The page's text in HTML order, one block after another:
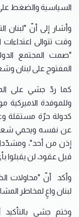
السياسية والضغط
وأشار إلى أنّ "لبنان
وقت تتوالى اعتداءات
"صمت المجتمع
المفتوح على لبنان
كما ردّ جشي على
وللموفدة الاميركية
كدولة حرّة مستقلة
عن نفسه ويحمي شعبه
إذن من أحد"، ومشدّدا
قبل عقود، لن يقبلوا
وأكد أنّ "محاولات
لبنان واعٍ لمخاطر
وختم جشي بالتأكيد